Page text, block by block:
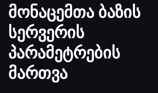
მონაცემთა ბაზის
სერვერის
პარამეტრების
მართვა